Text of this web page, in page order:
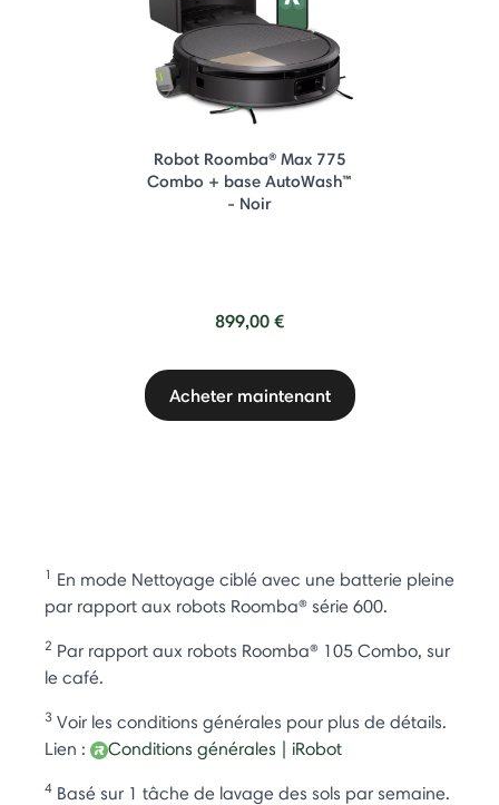
Robot Roomba® Max 775
Combo + base AutoWash™
- Noir
899,00 €
Acheter maintenant
1 En mode Nettoyage ciblé avec une batterie pleine
par rapport aux robots Roomba® série 600.
2 Par rapport aux robots Roomba® 105 Combo, sur
le café.
3 Voir les conditions générales pour plus de détails.
Lien :
Conditions générales | iRobot
4 Basé sur 1 tâche de lavage des sols par semaine.